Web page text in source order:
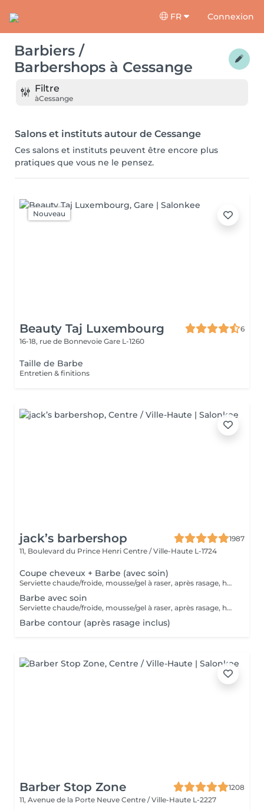
FR Connexion
Barbiers /
Barbershops à Cessange
Filtre
àCessange
Salons et instituts autour de Cessange
Ces salons et instituts peuvent être encore plus
pratiques que vous ne le pensez.
Nouveau
Beauty Taj Luxembourg
6
16-18, rue de Bonnevoie Gare L-1260
Taille de Barbe
Entretien & finitions
jack’s barbershop
1987
11, Boulevard du Prince Henri Centre / Ville-Haute L-1724
Coupe cheveux + Barbe (avec soin)
Serviette chaude/froide, mousse/gel à raser, après rasage, huile/balm à barbe et wax/gel
Barbe avec soin
Serviette chaude/froide, mousse/gel à raser, après rasage, huile/balm à barbe et wax/gel
Barbe contour (après rasage inclus)
Barber Stop Zone
1208
11, Avenue de la Porte Neuve Centre / Ville-Haute L-2227